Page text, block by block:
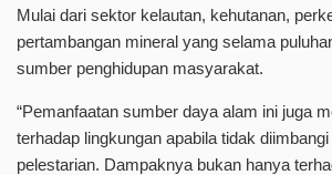
Mulai dari sektor kelautan, kehutanan,
pertambangan mineral yang selama
sumber penghidupan masyarakat.
“Pemanfaatan sumber daya alam ini juga
terhadap lingkungan apabila tidak
pelestarian. Dampaknya bukan hanya